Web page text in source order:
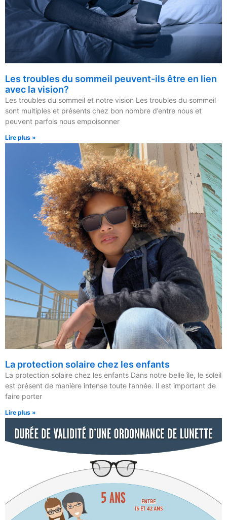
Les troubles du sommeil peuvent-ils être en lien
avec la vision?
Les troubles du sommeil et notre vision Les troubles du sommeil
sont multiples et présents chez bon nombre d’entre nous et
peuvent parfois nous empoisonner
Lire plus »
La protection solaire chez les enfants
La protection solaire chez les enfants Dans notre belle île, le soleil
est présent de manière intense toute l’année. Il est important de
faire porter
Lire plus »